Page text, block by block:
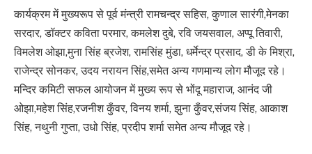
कार्यक्रम में मुख्यरूप से पूर्व मंन्त्री रामचन्द्र सहिस, कुणाल सारंगी,मेनका
सरदार, डॉक्टर कविता परमार, कमलेश दुबे, रवि जयसवाल, अप्पू तिवारी,
विमलेश ओझा,मुना सिंह ब्रजेश, रामसिंह मुंडा, धर्मेन्द्र प्रसाद, डी के मिश्रा,
राजेन्द्र सोनकर, उदय नरायन सिंह,समेत अन्य गणमान्य लोग मौजूद रहे।
मन्दिर कमिटी सफल आयोजन में मुख्य रूप से भोंदू महाराज, आनंद जी
ओझा,महेश सिंह,रजनीश कुँवर, विनय शर्मा, झुना कुँवर,संजय सिंह, आकाश
सिंह, नथुनी गुप्ता, उधो सिंह, प्रदीप शर्मा समेत अन्य मौजूद रहे।